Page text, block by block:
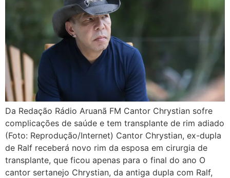
Da Redação Rádio Aruanã FM Cantor Chrystian sofre
complicações de saúde e tem transplante de rim adiado
(Foto: Reprodução/Internet) Cantor Chrystian, ex-dupla
de Ralf receberá novo rim da esposa em cirurgia de
transplante, que ficou apenas para o final do ano O
cantor sertanejo Chrystian, da antiga dupla com Ralf,